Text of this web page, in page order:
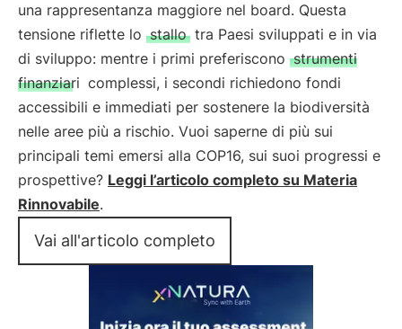
una rappresentanza maggiore nel board. Questa
tensione riflette lo stallo tra Paesi sviluppati e in via
di sviluppo: mentre i primi preferiscono strumenti
finanziari complessi, i secondi richiedono fondi
accessibili e immediati per sostenere la biodiversità
nelle aree più a rischio. Vuoi saperne di più sui
principali temi emersi alla COP16, sui suoi progressi e
prospettive? Leggi l’articolo completo su Materia
Rinnovabile.
Vai all'articolo completo